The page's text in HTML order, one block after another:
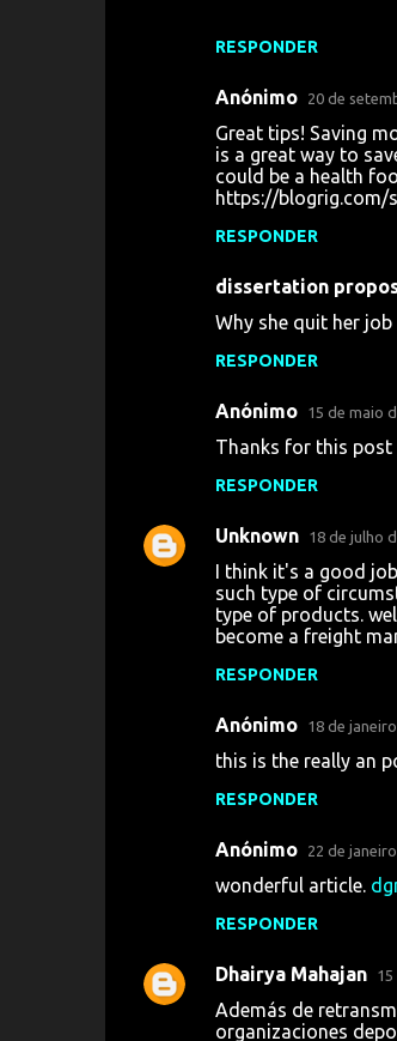
RESPONDER
Anónimo 20 de
Great tips! Saving
is a great way to
could be a health
https://blogrig.com/
RESPONDER
dissertation
Why she quit her
RESPONDER
Anónimo 15 de maio
Thanks for this post
RESPONDER
Unknown 18 de julho
I think it's a good
such type of
type of products.
become a freight
RESPONDER
Anónimo 18 de
this is the really an
RESPONDER
Anónimo 22 de
wonderful article.
RESPONDER
Dhairya Mahajan
Además de
organizaciones